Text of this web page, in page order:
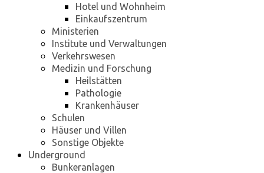
Hotel und Wohnheim
Einkaufszentrum
Ministerien
Institute und Verwaltungen
Verkehrswesen
Medizin und Forschung
Heilstätten
Pathologie
Krankenhäuser
Schulen
Häuser und Villen
Sonstige Objekte
Underground
Bunkeranlagen